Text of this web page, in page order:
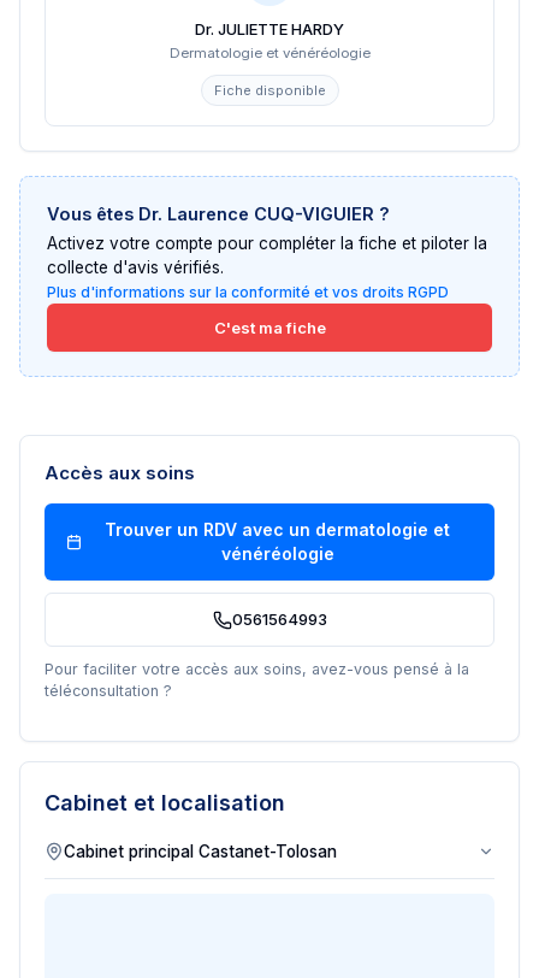
Dr. JULIETTE HARDY
Dermatologie et vénéréologie
Fiche disponible
Vous êtes Dr. Laurence CUQ-VIGUIER ?
Activez votre compte pour compléter la fiche et piloter la
collecte d'avis vérifiés.
Plus d'informations sur la conformité et vos droits RGPD
C'est ma fiche
Accès aux soins
Trouver un RDV avec un dermatologie et
vénéréologie
0561564993
Pour faciliter votre accès aux soins, avez-vous pensé à la
téléconsultation ?
Cabinet et localisation